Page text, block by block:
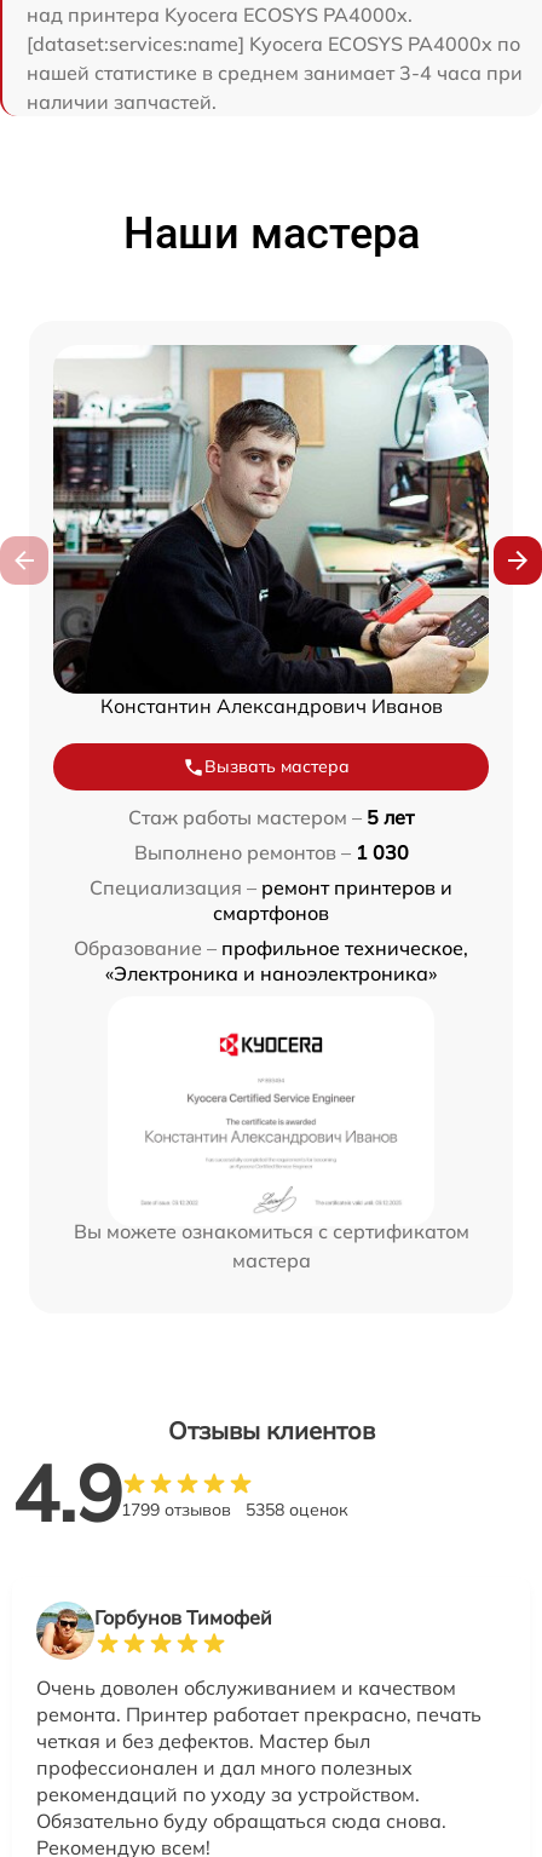
над принтера Kyocera ECOSYS PA4000x.
[dataset:services:name] Kyocera ECOSYS PA4000x по
нашей статистике в среднем занимает 3-4 часа при
наличии запчастей.
Наши мастера
Константин Александрович Иванов
Вызвать мастера
Стаж работы мастером – 5 лет
Выполнено ремонтов – 1 030
Специализация – ремонт принтеров и
смартфонов
Образование – профильное техническое,
«Электроника и наноэлектроника»
Вы можете ознакомиться с сертификатом
мастера
Отзывы клиентов
4.91799 отзывов 5358 оценок
Горбунов Тимофей
Очень доволен обслуживанием и качеством
ремонта. Принтер работает прекрасно, печать
четкая и без дефектов. Мастер был
профессионален и дал много полезных
рекомендаций по уходу за устройством.
Обязательно буду обращаться сюда снова.
Рекомендую всем!